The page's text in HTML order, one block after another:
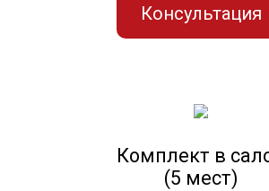
Консультация
Комплект в
(5 мест)